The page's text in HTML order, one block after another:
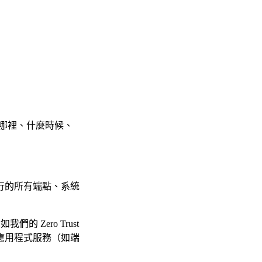
裡、什麼時候、
的所有端點、系統
我們的 Zero Trust
用程式服務（如端